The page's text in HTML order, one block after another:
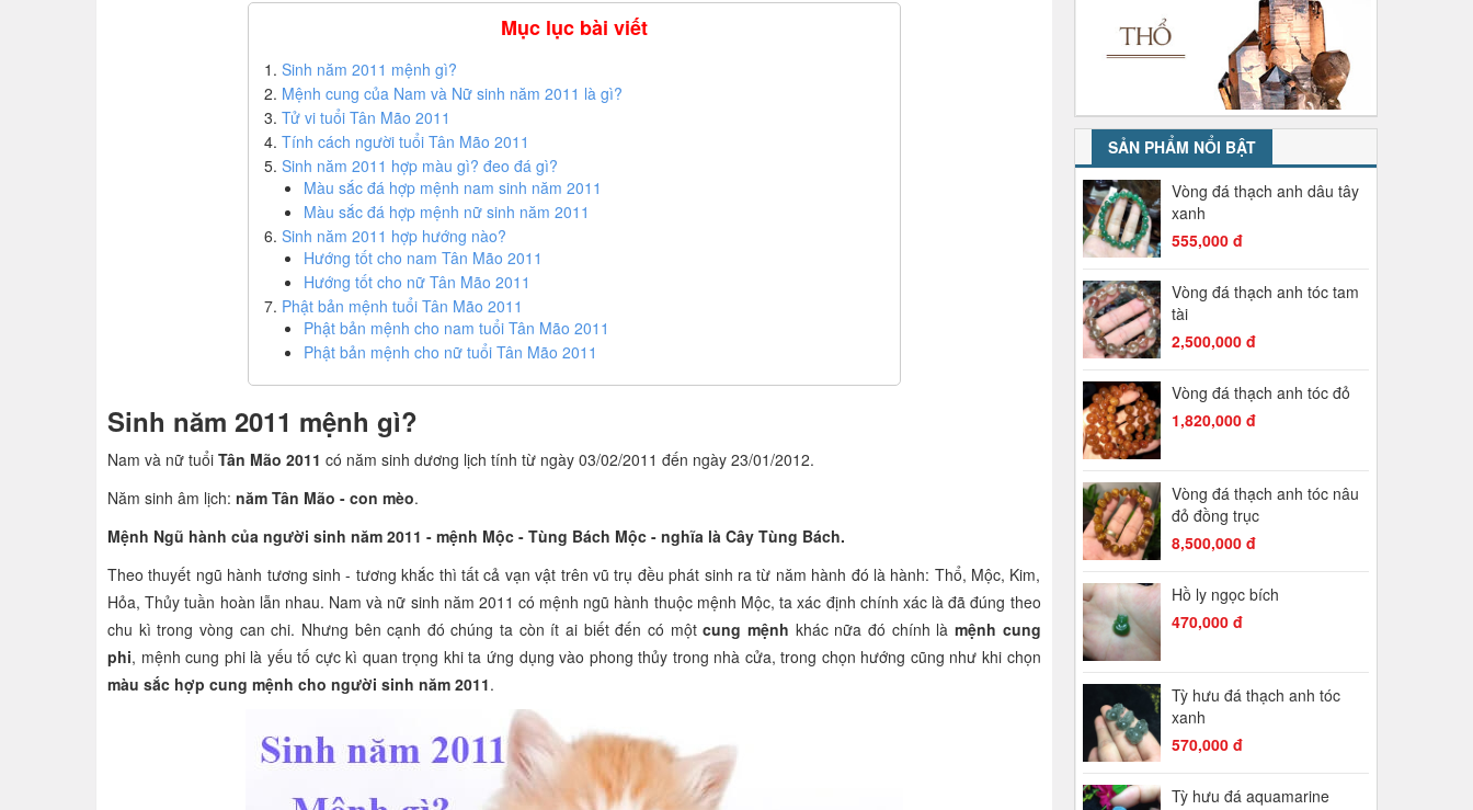
Mục lục bài viết
Sinh năm 2011 mệnh gì?
Mệnh cung của Nam và Nữ sinh năm 2011 là gì?
Tử vi tuổi Tân Mão 2011
Tính cách người tuổi Tân Mão 2011
Sinh năm 2011 hợp màu gì? đeo đá gì?
Màu sắc đá hợp mệnh nam sinh năm 2011
Màu sắc đá hợp mệnh nữ sinh năm 2011
Sinh năm 2011 hợp hướng nào?
Hướng tốt cho nam Tân Mão 2011
Hướng tốt cho nữ Tân Mão 2011
Phật bản mệnh tuổi Tân Mão 2011
Phật bản mệnh cho nam tuổi Tân Mão 2011
Phật bản mệnh cho nữ tuổi Tân Mão 2011
Sinh năm 2011 mệnh gì?
Nam và nữ tuổi Tân Mão 2011 có năm sinh dương lịch tính từ ngày 03/02/2011 đến ngày 23/01/2012.
Năm sinh âm lịch: năm Tân Mão - con mèo.
Mệnh Ngũ hành của người sinh năm 2011 - mệnh Mộc - Tùng Bách Mộc - nghĩa là Cây Tùng Bách.
Theo thuyết ngũ hành tương sinh - tương khắc thì tất cả vạn vật trên vũ trụ đều phát sinh ra từ năm hành đó là hành: Thổ, Mộc, Kim,
Hỏa, Thủy tuần hoàn lẫn nhau. Nam và nữ sinh năm 2011 có mệnh ngũ hành thuộc mệnh Mộc, ta xác định chính xác là đã đúng theo
chu kì trong vòng can chi. Nhưng bên cạnh đó chúng ta còn ít ai biết đến có mộtcung mệnh khác nữa đó chính là mệnh cung
phi, mệnh cung phi là yếu tố cực kì quan trọng khi ta ứng dụng vào phong thủy trong nhà cửa, trong chọn hướng cũng như khi chọn
màu sắc hợp cung mệnh cho người sinh năm 2011.
SẢN PHẨM NỔI BẬT
Vòng đá thạch anh dâu tây
xanh
555,000 đ
Vòng đá thạch anh tóc tam
tài
2,500,000 đ
Vòng đá thạch anh tóc đỏ
1,820,000 đ
Vòng đá thạch anh tóc nâu
đỏ đồng trục
8,500,000 đ
Hồ ly ngọc bích
470,000 đ
Tỳ hưu đá thạch anh tóc
xanh
570,000 đ
Tỳ hưu đá aquamarine